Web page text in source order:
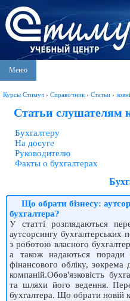
Меню
Курсы Стимул › Справочник › Статьи ›
Статьи слушателям
Бухгалтеру
На досуге
Руководителю
Факты о бухгалтерах
Що обрати бізнесу:
бухгалтера?
У статті розглядаються
аутсорсингу бухгалтерських
з роботою власного
а також надаються поради
фінансового обліку, зокрема
компаній.Обов'язковість
та шляхи його ведення.
бухгалтера. Що обрати новій